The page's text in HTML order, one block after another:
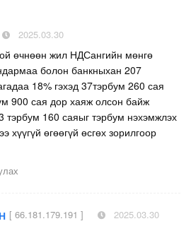
2025.03.30
өчнөөн жил НДСангийн мөнгө
болон банкныхан 207
18% гэхэд 37тэрбум 260 сая
900 сая дор хаяж олсон байж
тэрбум 160 саяыг тэрбум нэхэмжлэх
хүүгүй өгөөгүй өсгөх зорилгоор
[ 66.181.179.191 ] 2025.03.30